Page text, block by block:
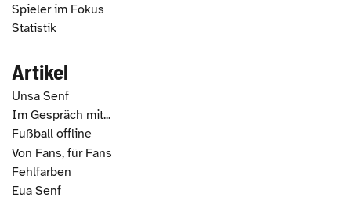
Spieler im Fokus
Statistik
Artikel
Unsa Senf
Im Gespräch mit...
Fußball offline
Von Fans, für Fans
Fehlfarben
Eua Senf